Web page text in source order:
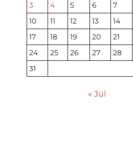
3
4 5 6 7
10
11 12 13 14
17
18 19 20 21
24
25 26 27 28
31
« Jul